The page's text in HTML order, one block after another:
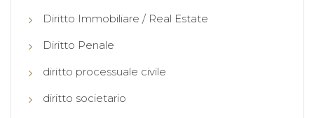
Diritto Immobiliare / Real Estate
Diritto Penale
diritto processuale civile
diritto societario